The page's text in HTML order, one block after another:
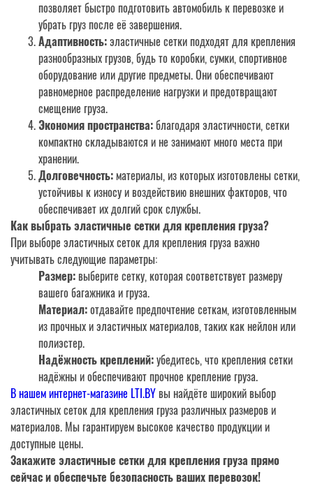
позволяет быстро подготовить автомобиль к перевозке и
убрать груз после её завершения.
Адаптивность:эластичные сетки подходят для крепления
разнообразных грузов, будь то коробки, сумки, спортивное
оборудование или другие предметы. Они обеспечивают
равномерное распределение нагрузки и предотвращают
смещение груза.
Экономия пространства:благодаря эластичности, сетки
компактно складываются и не занимают много места при
хранении.
Долговечность:материалы, из которых изготовлены сетки,
устойчивы к износу и воздействию внешних факторов, что
обеспечивает их долгий срок службы.
Как выбрать эластичные сетки для крепления груза?
При выборе эластичных сеток для крепления груза важно
учитывать следующие параметры:
Размер:выберите сетку, которая соответствует размеру
вашего багажника и груза.
Материал:отдавайте предпочтение сеткам, изготовленным
из прочных и эластичных материалов, таких как нейлон или
полиэстер.
Надёжность креплений:убедитесь, что крепления сетки
надёжны и обеспечивают прочное крепление груза.
В нашем интернет-магазине LTI.BYвы найдёте широкий выбор
эластичных сеток для крепления груза различных размеров и
материалов. Мы гарантируем высокое качество продукции и
доступные цены.
Закажите эластичные сетки для крепления груза прямо
сейчас и обеспечьте безопасность ваших перевозок!